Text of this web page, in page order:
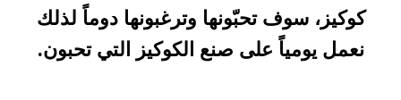
كوكيز، سوف تحبّونها وترغبونها دوماً لذلك
نعمل يومياً على صنع الكوكيز التي تحبون.